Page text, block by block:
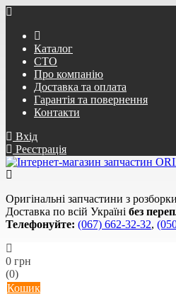
Каталог
СТО
Про компанію
Доставка та оплата
Гарантія та повернення
Контакти
Вхід
Реєстрація
Оригінальні запчастини з
Доставка по всій Україні без
Телефонуйте: (067) 662-32-32,
0 грн
(0)
Кошик